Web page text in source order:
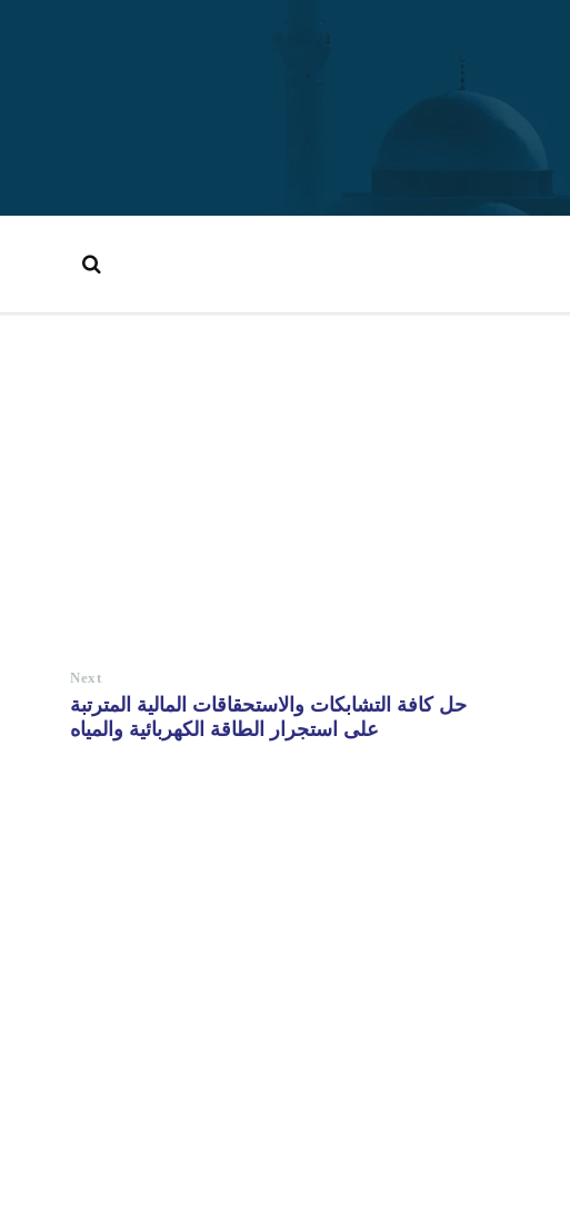
Next
حل كافة التشابكات والاستحقاقات المالية المترتبة
على استجرار الطاقة الكهربائية والمياه